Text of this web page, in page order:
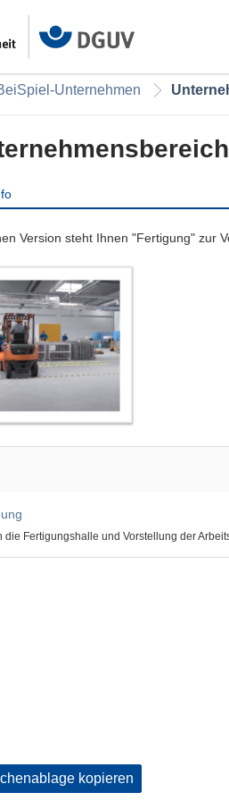
Unternehmen
Version steht Ihnen "Fertigung" zur
die Fertigungshalle und Vorstellung der
kopieren